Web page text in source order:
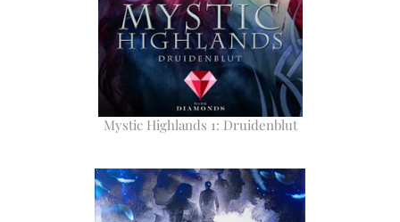
Mystic Highlands 1: Druidenblut